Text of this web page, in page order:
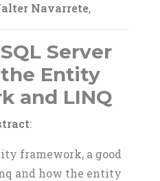
Navarrete,
Server
Entity
and LINQ
:
framework, a good
and how the entity